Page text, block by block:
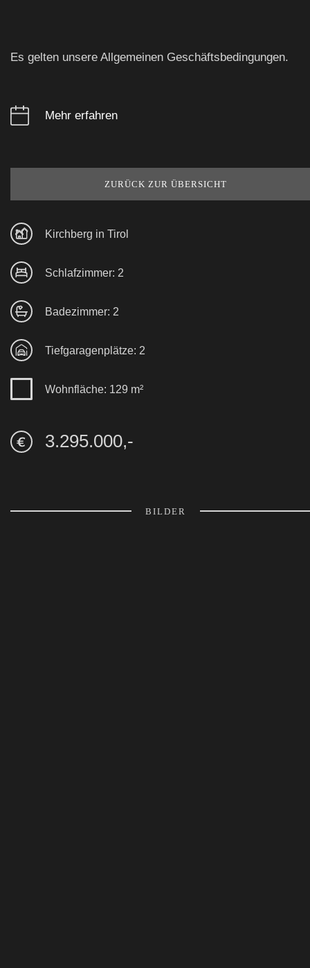
Es gelten unsere Allgemeinen Geschäftsbedingungen.
Mehr erfahren
ZURÜCK ZUR ÜBERSICHT
Kirchberg in Tirol
Schlafzimmer: 2
Badezimmer: 2
Tiefgaragenplätze: 2
Wohnfläche: 129 m²
3.295.000,-
BILDER